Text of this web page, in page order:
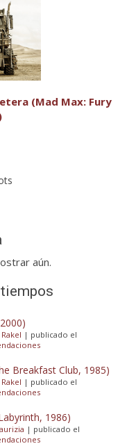
(Mad Max: Fury
aún.
Rakel | publicado el
Breakfast Club, 1985)
Rakel | publicado el
1986)
| publicado el